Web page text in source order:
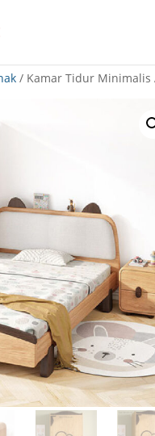
/ Kamar Tidur Minimalis